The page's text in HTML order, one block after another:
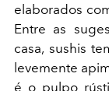
elaborados
Entre as
casa, sushis
levemente
é o pulpo